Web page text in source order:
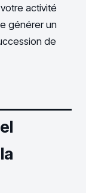
activité
générer un
de